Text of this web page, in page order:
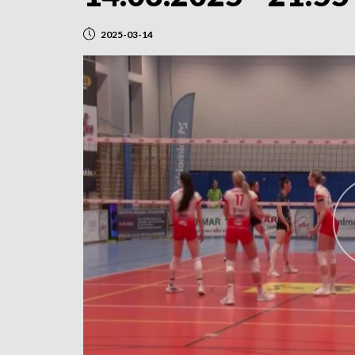
2025-03-14